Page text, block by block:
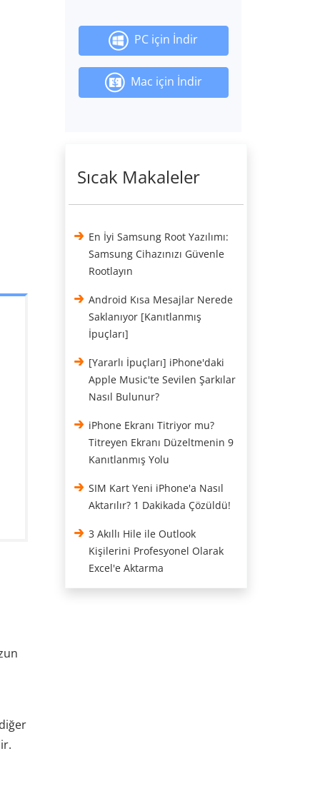
PC için İndir
Mac için İndir
Sıcak Makaleler
En İyi Samsung Root Yazılımı:
Samsung Cihazınızı Güvenle
Rootlayın
Android Kısa Mesajlar Nerede
Saklanıyor [Kanıtlanmış
İpuçları]
[Yararlı İpuçları] iPhone'daki
Apple Music'te Sevilen Şarkılar
Nasıl Bulunur?
iPhone Ekranı Titriyor mu?
Titreyen Ekranı Düzeltmenin 9
Kanıtlanmış Yolu
SIM Kart Yeni iPhone'a Nasıl
Aktarılır? 1 Dakikada Çözüldü!
3 Akıllı Hile ile Outlook
Kişilerini Profesyonel Olarak
Excel'e Aktarma